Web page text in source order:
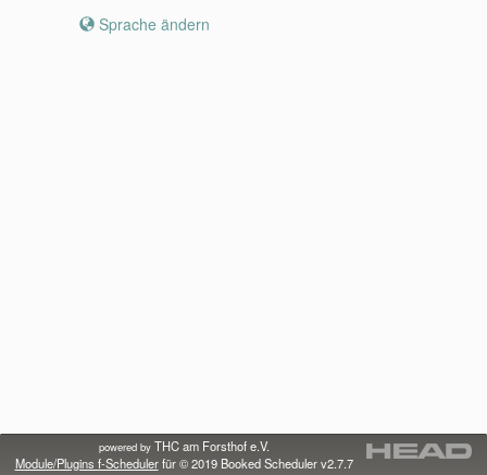
Sprache ändern
powered byTHC am Forsthof e.V.
Module/Plugins f-Schedulerfür © 2019 Booked Scheduler v2.7.7